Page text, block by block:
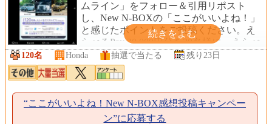
ムライン」をフォロー＆引用リポスト
し、New N-BOXの「ここがいいよね！」
と感じたポイントをご投稿ください。え
らべるPay 20,000円分を20名様に、えらべ
るPay 10,000円分を100名様にプレゼント
します。
120名 Honda 抽選で当たる 残り23日
“ここがいいよね！New N-BOX感想投稿キャンペー
ン”に応募する